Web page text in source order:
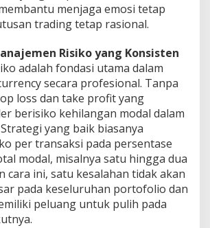
menjaga emosi tetap
trading tetap rasional.
Risiko yang Konsisten
adalah fondasi utama dalam
secara profesional. Tanpa
loss dan take profit yang
berisiko kehilangan modal dalam
yang baik biasanya
per transaksi pada persentase
modal, misalnya satu hingga dua
cara ini, satu kesalahan tidak akan
pada keseluruhan portofolio dan
peluang untuk pulih pada